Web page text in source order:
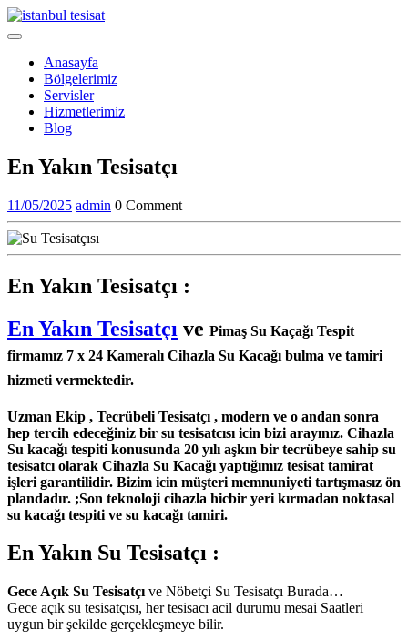
Skip
to
Open
Anasayfa
Bölgelerimiz
Servisler
Hizmetlerimiz
Blog
Close
Menu
En Yakın Tesisatçı
11/05/202511/05/2025
admin admin
0 Comment
En Yakın Tesisatçı :
En Yakın Tesisatçı ve Pimaş Su Kaçağı Tespit
firmamız 7 x 24 Kameralı Cihazla Su Kacağı bulma ve tamiri
hizmeti vermektedir.
Uzman Ekip , Tecrübeli Tesisatçı , modern ve o andan sonra
hep tercih edeceğiniz bir su tesisatcısı icin bizi arayınız. Cihazla
Su kacağı tespiti konusunda 20 yılı aşkın bir tecrübeye sahip su
tesisatcı olarak Cihazla Su Kacağı yaptığımız tesisat tamirat
işleri garantilidir. Bizim icin müşteri memnuniyeti tartışmasız ön
plandadır. ;Son teknoloji cihazla hicbir yeri kırmadan noktasal
su kacağı tespiti ve su kacağı tamiri.
En Yakın Su Tesisatçı :
Gece Açık Su Tesisatçı ve Nöbetçi Su Tesisatçı Burada…
Gece açık su tesisatçısı, her tesisacı acil durumu mesai Saatleri
uygun bir şekilde gerçekleşmeye bilir.